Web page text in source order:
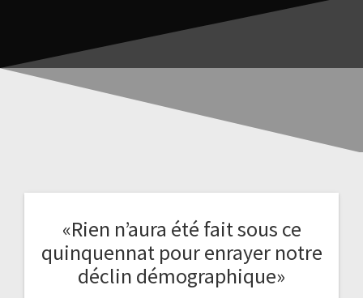
«Rien n’aura été fait sous ce
quinquennat pour enrayer notre
déclin démographique»